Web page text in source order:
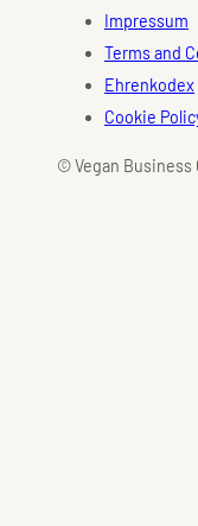
© Vegan Business
Impressum
Terms and
Ehrenkodex
Cookie